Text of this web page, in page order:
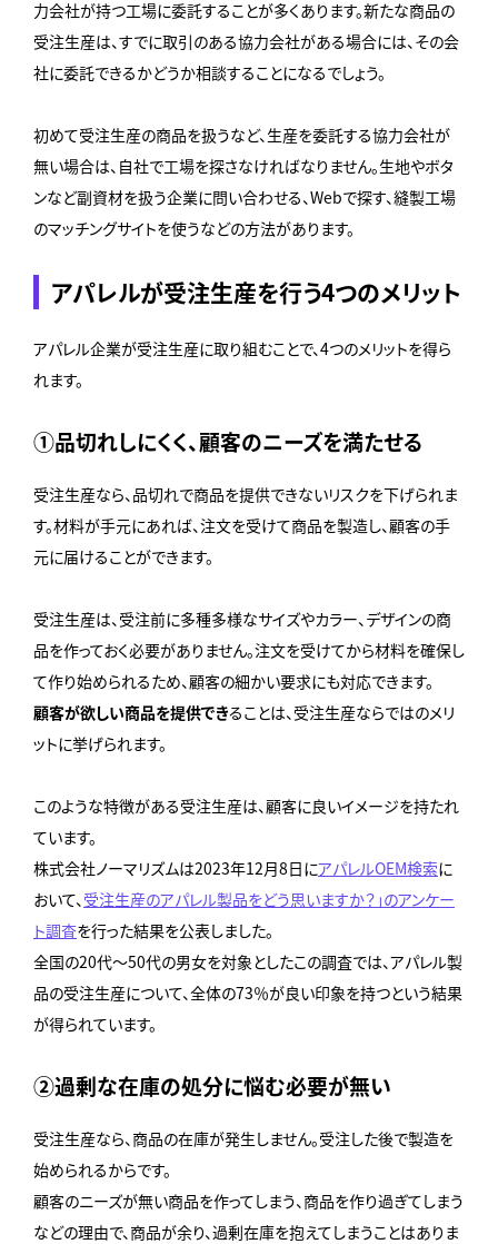
力会社が持つ工場に委託することが多くあります。新たな商品の
受注生産は、すでに取引のある協力会社がある場合には、その会
社に委託できるかどうか相談することになるでしょう。
初めて受注生産の商品を扱うなど、生産を委託する協力会社が
無い場合は、自社で工場を探さなければなりません。生地やボタ
ンなど副資材を扱う企業に問い合わせる、Webで探す、縫製工場
のマッチングサイトを使うなどの方法があります。
アパレルが受注生産を行う4つのメリット
アパレル企業が受注生産に取り組むことで、4つのメリットを得ら
れます。
①品切れしにくく、顧客のニーズを満たせる
受注生産なら、品切れで商品を提供できないリスクを下げられま
す。材料が手元にあれば、注文を受けて商品を製造し、顧客の手
元に届けることができます。
受注生産は、受注前に多種多様なサイズやカラー、デザインの商
品を作っておく必要がありません。注文を受けてから材料を確保し
て作り始められるため、顧客の細かい要求にも対応できます。
顧客が欲しい商品を提供できることは、受注生産ならではのメリ
ットに挙げられます。
このような特徴がある受注生産は、顧客に良いイメージを持たれ
ています。
株式会社ノーマリズムは2023年12月8日にアパレルOEM検索に
おいて、受注生産のアパレル製品をどう思いますか？」のアンケー
ト調査を行った結果を公表しました。
全国の20代～50代の男女を対象としたこの調査では、アパレル製
品の受注生産について、全体の73％が良い印象を持つという結果
が得られています。
②過剰な在庫の処分に悩む必要が無い
受注生産なら、商品の在庫が発生しません。受注した後で製造を
始められるからです。
顧客のニーズが無い商品を作ってしまう、商品を作り過ぎてしまう
などの理由で、商品が余り、過剰在庫を抱えてしまうことはありま